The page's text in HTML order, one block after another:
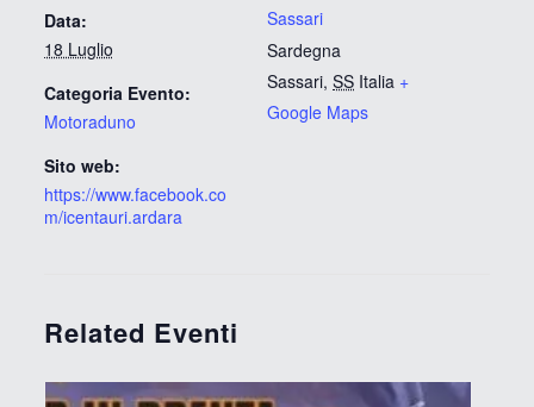
Data:
18 Luglio
Categoria Evento:
Motoraduno
Sito web:
https://www.facebook.co
m/icentauri.ardara
Sassari
Sardegna
Sassari, SS Italia +
Google Maps
Related Eventi